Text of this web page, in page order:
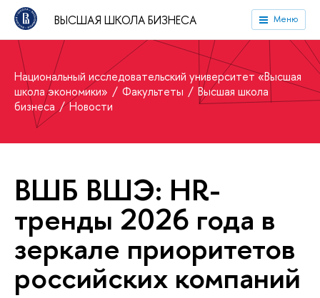
ВЫСШАЯ ШКОЛА БИЗНЕСА Меню
Национальный исследовательский университет «Высшая
школа экономики»
Факультеты
Высшая школа
бизнеса
Новости
ВШБ ВШЭ: HR-
тренды 2026 года в
зеркале приоритетов
российских компаний